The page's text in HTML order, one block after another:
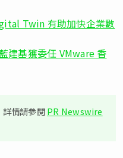
Twin 有助加快企業數
建基獲委任 VMware 香
情請參閱PR Newswire